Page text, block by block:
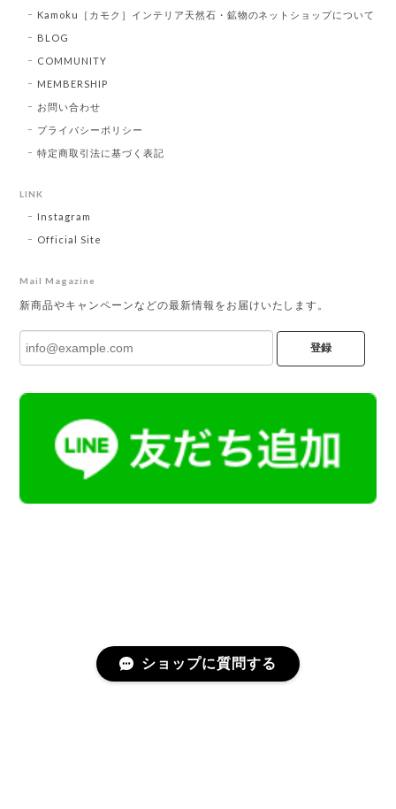
Kamoku［カモク］インテリア天然石・鉱物のネットショップについて
BLOG
COMMUNITY
MEMBERSHIP
お問い合わせ
プライバシーポリシー
特定商取引法に基づく表記
LINK
Instagram
Official Site
Mail Magazine
新商品やキャンペーンなどの最新情報をお届けいたします。
登録
ショップに質問する